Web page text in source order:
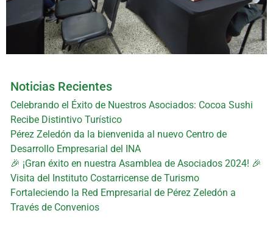
Noticias Recientes
Celebrando el Éxito de Nuestros Asociados: Cocoa Sushi
Recibe Distintivo Turístico
Pérez Zeledón da la bienvenida al nuevo Centro de
Desarrollo Empresarial del INA
🎉 ¡Gran éxito en nuestra Asamblea de Asociados 2024! 🎉
Visita del Instituto Costarricense de Turismo
Fortaleciendo la Red Empresarial de Pérez Zeledón a
Través de Convenios